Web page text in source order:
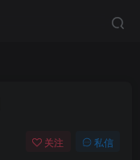
关注 私信